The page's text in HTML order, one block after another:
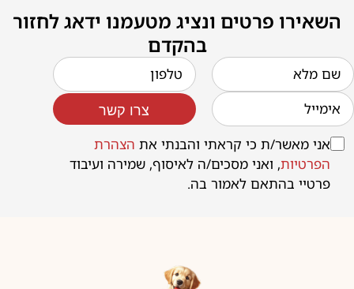
השאירו פרטים ונציג מטעמנו ידאג לחזור
בהקדם
אני מאשר/ת כי קראתי והבנתי את הצהרת
הפרטיות, ואני מסכים/ה לאיסוף, שמירה ועיבוד
פרטיי בהתאם לאמור בה.
צרו קשר